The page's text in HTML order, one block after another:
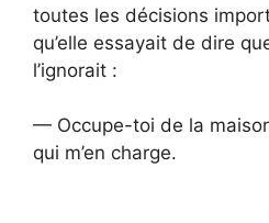
toutes les décisions
qu’elle essayait de dire
l’ignorait :
— Occupe-toi de la
qui m’en charge.